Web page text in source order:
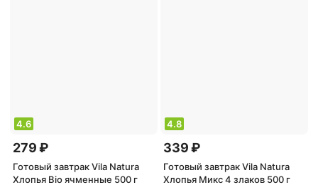
4.6
279 ₽
Готовый завтрак Vila Natura
Хлопья Bio ячменные 500 г
4.8
339 ₽
Готовый завтрак Vila Natura
Хлопья Микс 4 злаков 500 г